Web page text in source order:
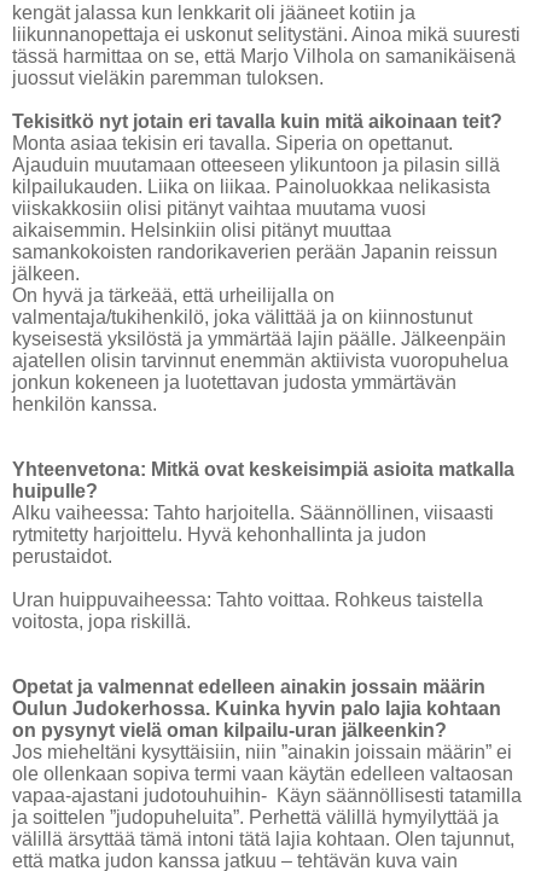
kengät jalassa kun lenkkarit oli jääneet kotiin ja
liikunnanopettaja ei uskonut selitystäni. Ainoa mikä suuresti
tässä harmittaa on se, että Marjo Vilhola on samanikäisenä
juossut vieläkin paremman tuloksen.
Tekisitkö nyt jotain eri tavalla kuin mitä aikoinaan teit?
Monta asiaa tekisin eri tavalla. Siperia on opettanut.
Ajauduin muutamaan otteeseen ylikuntoon ja pilasin sillä
kilpailukauden. Liika on liikaa. Painoluokkaa nelikasista
viiskakkosiin olisi pitänyt vaihtaa muutama vuosi
aikaisemmin. Helsinkiin olisi pitänyt muuttaa
samankokoisten randorikaverien perään Japanin reissun
jälkeen.
On hyvä ja tärkeää, että urheilijalla on
valmentaja/tukihenkilö, joka välittää ja on kiinnostunut
kyseisestä yksilöstä ja ymmärtää lajin päälle. Jälkeenpäin
ajatellen olisin tarvinnut enemmän aktiivista vuoropuhelua
jonkun kokeneen ja luotettavan judosta ymmärtävän
henkilön kanssa.
Yhteenvetona: Mitkä ovat keskeisimpiä asioita matkalla
huipulle?
Alku vaiheessa: Tahto harjoitella. Säännöllinen, viisaasti
rytmitetty harjoittelu. Hyvä kehonhallinta ja judon
perustaidot.
Uran huippuvaiheessa: Tahto voittaa. Rohkeus taistella
voitosta, jopa riskillä.
Opetat ja valmennat edelleen ainakin jossain määrin
Oulun Judokerhossa. Kuinka hyvin palo lajia kohtaan
on pysynyt vielä oman kilpailu-uran jälkeenkin?
Jos mieheltäni kysyttäisiin, niin ”ainakin joissain määrin” ei
ole ollenkaan sopiva termi vaan käytän edelleen valtaosan
vapaa-ajastani judotouhuihin- Käyn säännöllisesti tatamilla
ja soittelen ”judopuheluita”. Perhettä välillä hymyilyttää ja
välillä ärsyttää tämä intoni tätä lajia kohtaan. Olen tajunnut,
että matka judon kanssa jatkuu – tehtävän kuva vain